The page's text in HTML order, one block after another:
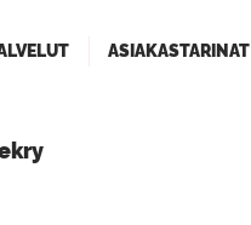
ASIAKASTARINAT